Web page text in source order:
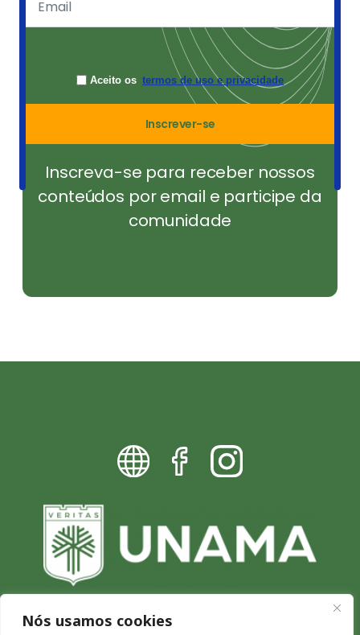
Nós usamos cookies
Aceito os termos de uso e privacidade
Inscrever-se
Inscreva-se para receber nossos
conteúdos por email e participe da
comunidade